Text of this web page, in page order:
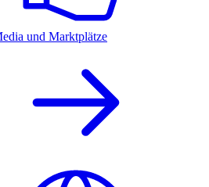
und Marktplätze